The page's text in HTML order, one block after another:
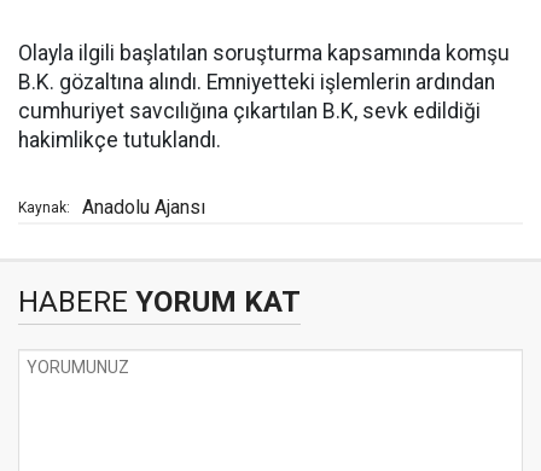
Olayla ilgili başlatılan soruşturma kapsamında komşu
B.K. gözaltına alındı. Emniyetteki işlemlerin ardından
cumhuriyet savcılığına çıkartılan B.K, sevk edildiği
hakimlikçe tutuklandı.
Kaynak: Anadolu Ajansı
HABERE YORUM KAT